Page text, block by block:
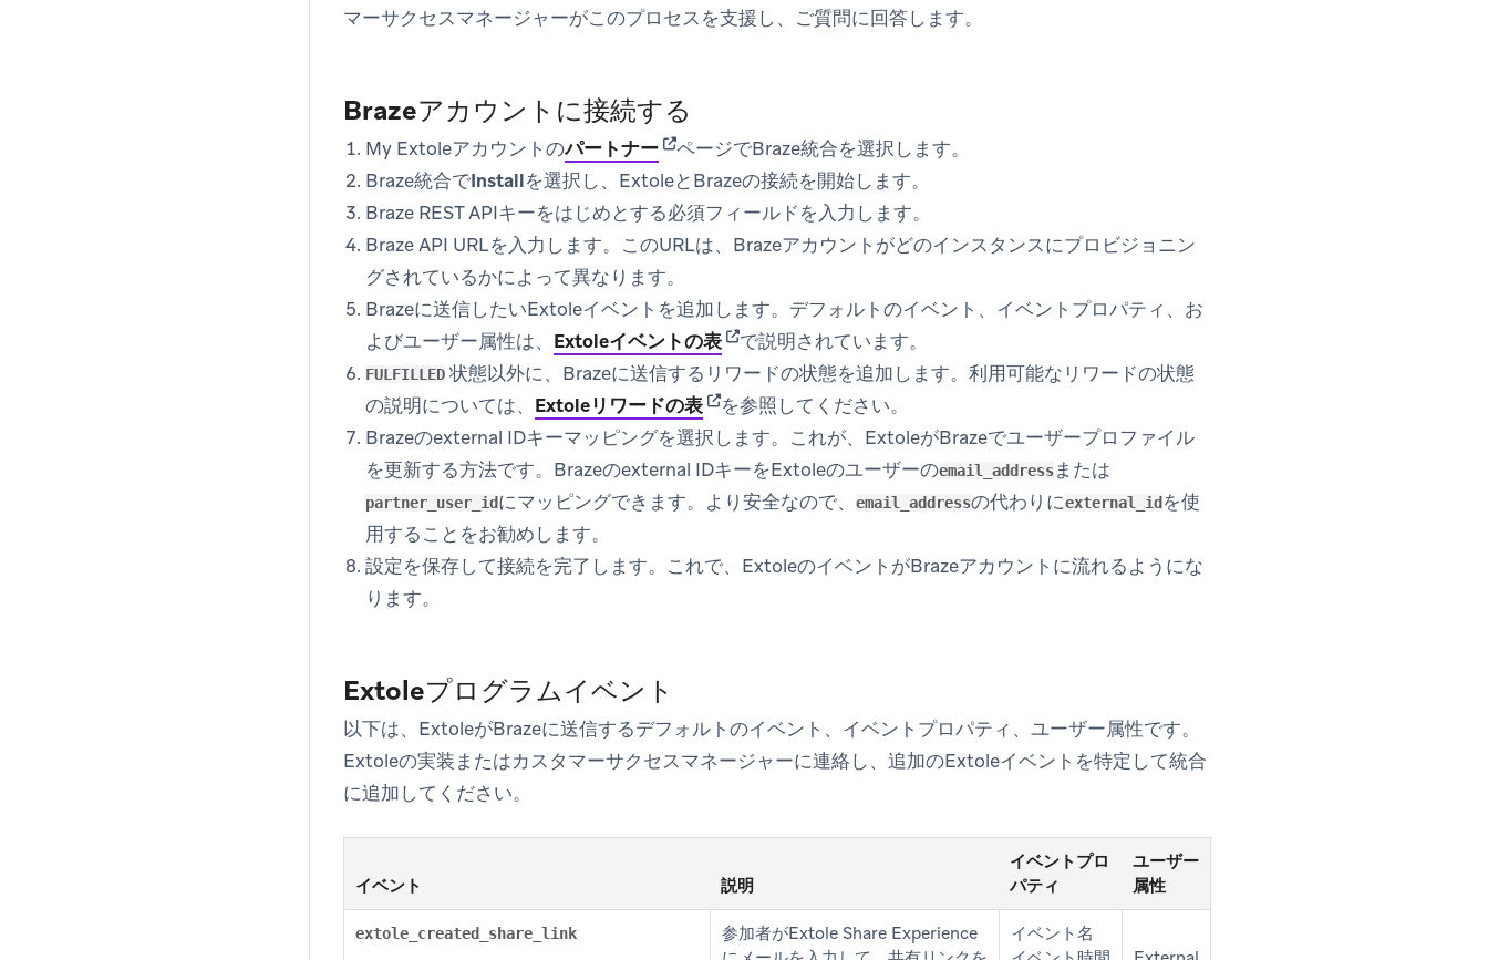
マーサクセスマネージャーがこのプロセスを支援し、ご質問に回答します。
Brazeアカウントに接続する
My Extoleアカウントのパートナー(opens in new tab)
ページでBraze統合を選択します。
Braze統合でInstallを選択し、ExtoleとBrazeの接続を開始します。
Braze REST APIキーをはじめとする必須フィールドを入力します。
Braze API URLを入力します。このURLは、Brazeアカウントがどのインスタンスにプロビジョニン
グされているかによって異なります。
Brazeに送信したいExtoleイベントを追加します。デフォルトのイベント、イベントプロパティ、お
よびユーザー属性は、 Extoleイベントの表(opens in new tab)
で説明されています。
FULFILLED 状態以外に、Brazeに送信するリワードの状態を追加します。利用可能なリワードの状態
の説明については、 Extoleリワードの表(opens in new tab)
を参照してください。
Brazeのexternal IDキーマッピングを選択します。これが、ExtoleがBrazeでユーザープロファイル
を更新する方法です。Brazeのexternal IDキーをExtoleのユーザーのemail_addressまたは
partner_user_idにマッピングできます。より安全なので、 email_addressの代わりにexternal_id を使
用することをお勧めします。
設定を保存して接続を完了します。これで、ExtoleのイベントがBrazeアカウントに流れるようにな
ります。
Extoleプログラムイベント
以下は、ExtoleがBrazeに送信するデフォルトのイベント、イベントプロパティ、ユーザー属性です。
Extoleの実装またはカスタマーサクセスマネージャーに連絡し、追加のExtoleイベントを特定して統合
に追加してください。
イベント 説明
イベントプロ
パティ
ユーザー
属性
extole_created_share_link
参加者がExtole Share Experience
イベント名